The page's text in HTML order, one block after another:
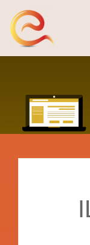
content